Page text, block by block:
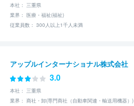
本社： 三重県
業界： 医療・福祉(福祉)
従業員数： 300人以上1千人未満
アップルインターナショナル株式会社
3.0
本社： 三重県
業界： 商社・卸(専門商社（自動車関連・輸送用機器）)